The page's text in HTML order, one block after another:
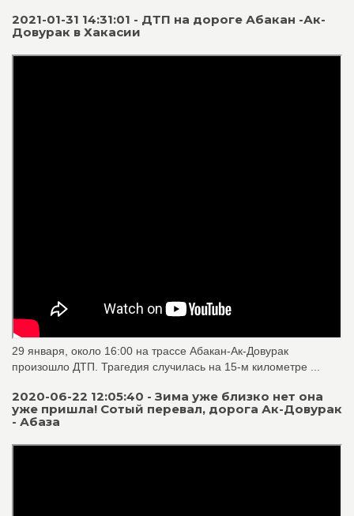
2021-01-31 14:31:01 - ДТП на дороге Абакан -Ак-
Довурак в Хакасии
29 января, около 16:00 на трассе Абакан-Ак-Довурак
произошло ДТП. Трагедия случилась на 15-м километре ...
2020-06-22 12:05:40 - Зима уже близко нет она
уже пришла! Сотый перевал, дорога Ак-Довурак
- Абаза